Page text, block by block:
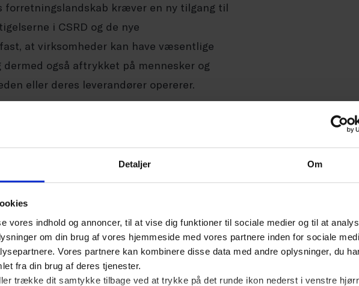
Detaljer Om
vores indhold og annoncer, til at vise dig funktioner til sociale medier og til at
om din brug af vores hjemmeside med vores partnere inden for sociale
Vores partnere kan kombinere disse data med andre oplysninger, du
fra din brug af deres tjenester.
trække dit samtykke tilbage ved at trykke på det runde ikon nederst i venstre
forretningslandskab kræver en ny tilgang til
i CSRD og de nye
at virksomheder kan have væsentlige
også aftrykket på mennesker og
eller deres leverandører opererer.
kan det være en svær opgave at få
og hvad man som dansk virksomhed på
problemer og påvirke lokalsamfundene
viser, at 69 procent af Dansk Erhvervs
arbejdet med CSR og bæredygtighed. Mangel
procent af virksomhederne, og hver fjerde
og kompetencer bliver en barriere for deres